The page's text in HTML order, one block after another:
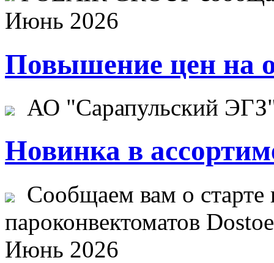
Июнь 2026
Повышение цен на
АО "Сарапульский
Новинка в
Сообщаем вам о старте
пароконвектоматов
Июнь 2026